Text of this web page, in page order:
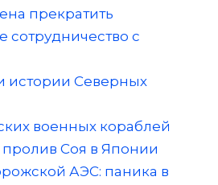
прекратить
сотрудничество с
истории Северных
военных кораблей
Соя в Японии
АЭС: паника в